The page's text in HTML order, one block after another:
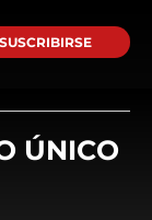
SUSCRIBIRSE
ÚNICO